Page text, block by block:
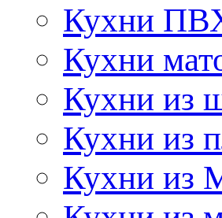
Кухни
Кухни
Кухни из
Кухни из
Кухни из